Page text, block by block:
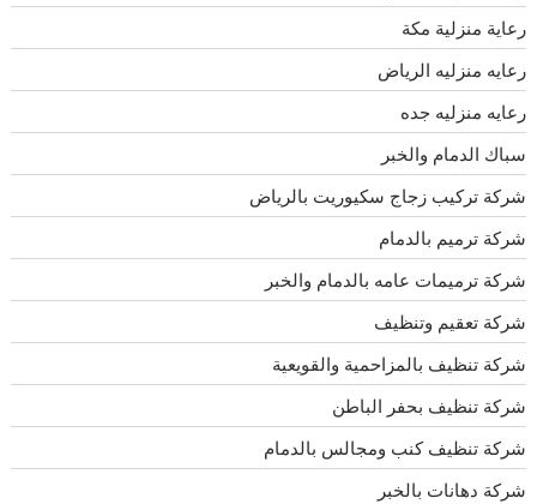
رعاية منزلية مكة
رعايه منزليه الرياض
رعايه منزليه جده
سباك الدمام والخبر
شركة تركيب زجاج سكيوريت بالرياض
شركة ترميم بالدمام
شركة ترميمات عامه بالدمام والخبر
شركة تعقيم وتنظيف
شركة تنظيف بالمزاحمية والقويعية
شركة تنظيف بحفر الباطن
شركة تنظيف كنب ومجالس بالدمام
شركة دهانات بالخبر